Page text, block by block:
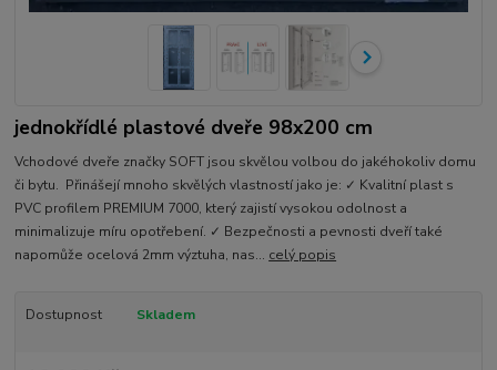
jednokřídlé plastové dveře 98x200 cm
Vchodové dveře značky SOFT jsou skvělou volbou do jakéhokoliv domu
či bytu. Přinášejí mnoho skvělých vlastností jako je: ✓ Kvalitní plast s
PVC profilem PREMIUM 7000, který zajistí vysokou odolnost a
minimalizuje míru opotřebení. ✓ Bezpečnosti a pevnosti dveří také
napomůže ocelová 2mm výztuha, nas... celý popis
Dostupnost Skladem